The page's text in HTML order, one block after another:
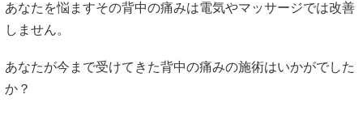
あなたを悩ますその背中の痛みは電気やマッサージでは改善
しません。
あなたが今まで受けてきた背中の痛みの施術はいかがでした
か？